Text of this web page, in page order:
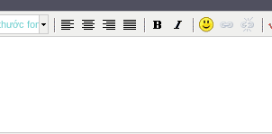
: 2 tiết/ Tuần
font